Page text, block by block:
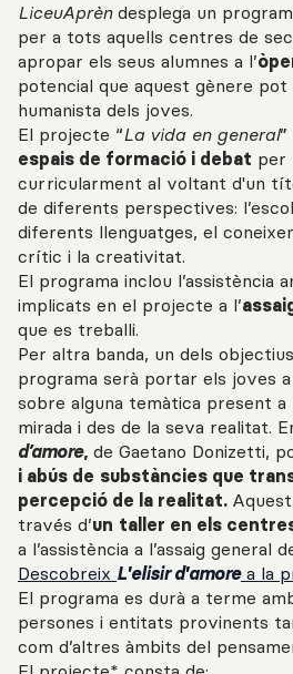
LiceuAprèndesplega un
per a tots aquells centres de
apropar els seus alumnes a l’
potencial que aquest gènere
humanista dels joves.
El projecte “La vida en general
espais de formació i debat per
curricularment al voltant d'un
de diferents perspectives:
diferents llenguatges, el
crític i la creativitat.
El programa inclou l’assistència
implicats en el projecte a l’
que es treballi.
Per altra banda, un dels
programa serà portar els joves
sobre alguna temàtica present a
mirada i des de la seva realitat.
d’amore, de Gaetano Donizetti,
i abús de substàncies que
percepció de la realitat.
través d’un taller en els
a l’assistència a l’assaig general
Descobreix L'elisir d'amorea la
El programa es durà a terme
persones i entitats provinents
com d’altres àmbits del